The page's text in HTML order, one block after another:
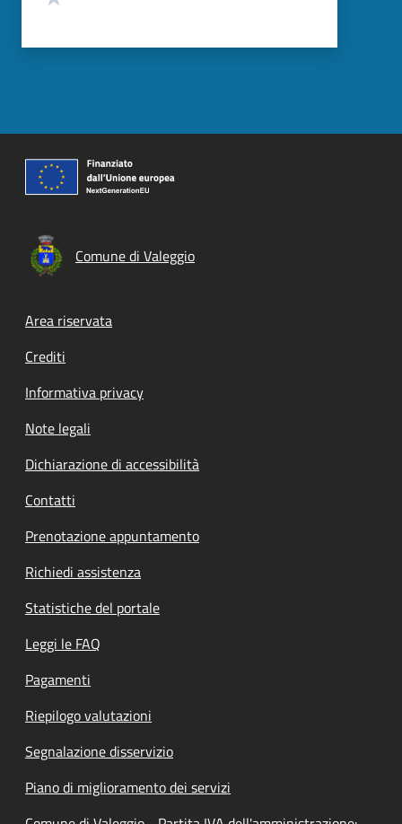
Comune di Valeggio
Footer menu
Area riservata
Crediti
Informativa privacy
Note legali
Dichiarazione di accessibilità
Contatti
Prenotazione appuntamento
Richiedi assistenza
Statistiche del portale
Leggi le FAQ
Pagamenti
Riepilogo valutazioni
Segnalazione disservizio
Piano di miglioramento dei servizi